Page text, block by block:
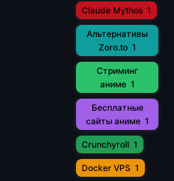
Claude Mythos 1
Альтернативы
Zoro.to 1
Стриминг
аниме 1
Бесплатные
сайты аниме 1
Crunchyroll 1
Docker VPS 1